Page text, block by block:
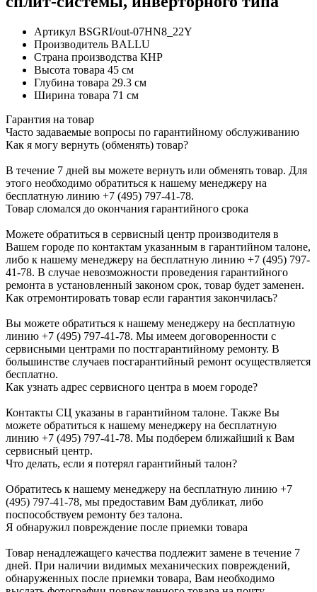
Артикул BSGRI/out-07HN8_22Y
Производитель BALLU
Страна производства КНР
Высота товара 45 см
Глубина товара 29.3 см
Ширина товара 71 см
Гарантия на товар
Часто задаваемые вопросы по гарантийному обслуживанию
Как я могу вернуть (обменять) товар?
В течение 7 дней вы можете вернуть или обменять товар. Для
этого необходимо обратиться к нашему менеджеру на
бесплатную линию +7 (495) 797-41-78.
Товар сломался до окончания гарантийного срока
Можете обратиться в сервисный центр производителя в
Вашем городе по контактам указанным в гарантийном талоне,
либо к нашему менеджеру на бесплатную линию +7 (495) 797-
41-78. В случае невозможности проведения гарантийного
ремонта в установленный законом срок, товар будет заменен.
Как отремонтировать товар если гарантия закончилась?
Вы можете обратиться к нашему менеджеру на бесплатную
линию +7 (495) 797-41-78. Мы имеем договоренности с
сервисными центрами по постгарантийному ремонту. В
большинстве случаев посгарантийный ремонт осуществляется
бесплатно.
Как узнать адрес сервисного центра в моем городе?
Контакты СЦ указаны в гарантийном талоне. Также Вы
можете обратиться к нашему менеджеру на бесплатную
линию +7 (495) 797-41-78. Мы подберем ближайший к Вам
сервисный центр.
Что делать, если я потерял гарантийный талон?
Обратитесь к нашему менеджеру на бесплатную линию +7
(495) 797-41-78, мы предоставим Вам дубликат, либо
поспособствуем ремонту без талона.
Я обнаружил повреждение после приемки товара
Товар ненадлежащего качества подлежит замене в течение 7
дней. При наличии видимых механических повреждений,
обнаруженных после приемки товара, Вам необходимо